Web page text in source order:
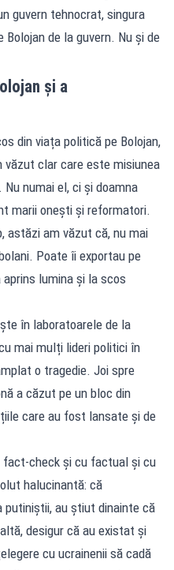
guvern tehnocrat, singura
de la guvern. Nu și de
și a
din viața politică pe Bolojan,
clar care este misiunea
numai el, ci și doamna
marii onești și reformatori.
astăzi am văzut că, nu mai
Poate îi exportau pe
lumina și la scos
în laboratoarele de la
mai mulți lideri politici în
o tragedie. Joi spre
a căzut pe un bloc din
care au fost lansate și de
fact-check și cu factual și cu
halucinantă: că
putiniștii, au știut dinainte că
desigur că au existat și
cu ucrainenii să cadă